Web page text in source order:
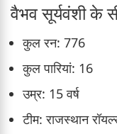
वैभव सूर्यवंशी
कुल रन: 776
कुल पारियां: 16
उम्र: 15 वर्ष
टीम: राजस्थान